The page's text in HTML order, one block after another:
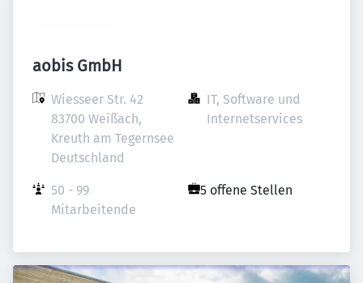
aobis GmbH
Wiesseer Str. 42
83700 Weißach,
Kreuth am Tegernsee
Deutschland
IT, Software und
Internetservices
50 - 99
Mitarbeitende
5 offene Stellen